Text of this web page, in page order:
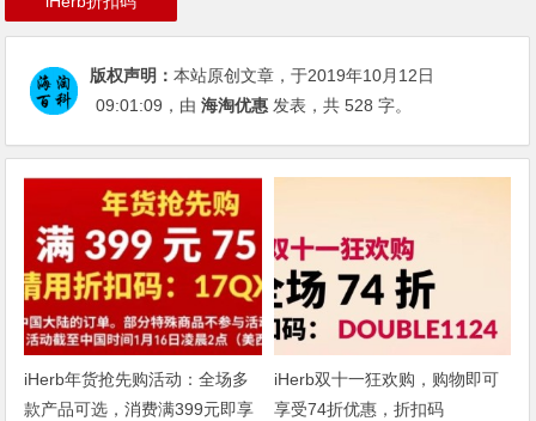
版权声明：本站原创文章，于2019年10月12日
09:01:09 ，由海淘优惠 发表，共 528 字。
iHerb年货抢先购活动：全场多
款产品可选，消费满399元即享
iHerb双十一狂欢购，购物即可
享受74折优惠，折扣码